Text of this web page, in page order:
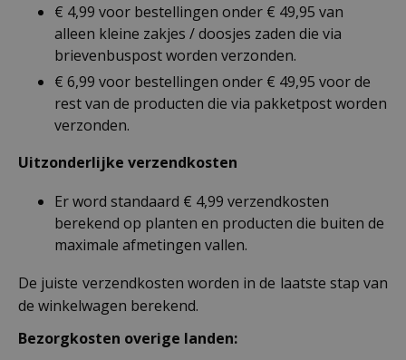
€ 4,99 voor bestellingen onder € 49,95 van
alleen kleine zakjes / doosjes zaden die via
brievenbuspost worden verzonden.
€ 6,99 voor bestellingen onder € 49,95 voor de
rest van de producten die via pakketpost worden
verzonden.
Uitzonderlijke verzendkosten
Er word standaard € 4,99 verzendkosten
berekend op planten en producten die buiten de
maximale afmetingen vallen.
De juiste verzendkosten worden in de laatste stap van
de winkelwagen berekend.
Bezorgkosten overige landen: